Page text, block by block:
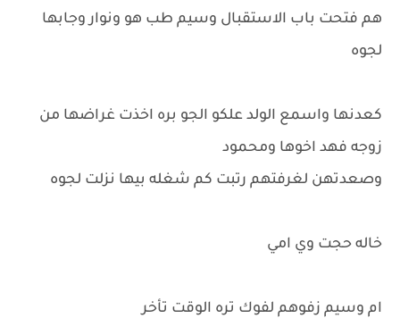
هم فتحت باب الاستقبال وسيم طب هو ونوار وجابها
لجوه
كعدنها واسمع الولد علكو الجو بره اخذت غراضها من
زوجه فهد اخوها ومحمود
وصعدتهن لغرفتهم رتبت كم شغله بيها نزلت لجوه
خاله حجت وي امي
ام وسيم زفوهم لفوك تره الوقت تأخر